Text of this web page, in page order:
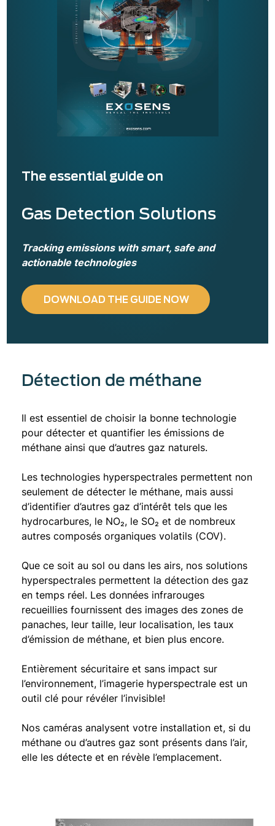
The essential guide on
Gas Detection Solutions
Tracking emissions with smart, safe and
actionable technologies
DOWNLOAD THE GUIDE NOW
Détection de méthane
Il est essentiel de choisir la bonne technologie
pour détecter et quantifier les émissions de
méthane ainsi que d’autres gaz naturels.
Les technologies hyperspectrales permettent non
seulement de détecter le méthane, mais aussi
d’identifier d’autres gaz d’intérêt tels que les
hydrocarbures, le NO₂, le SO₂ et de nombreux
autres composés organiques volatils (COV).
Que ce soit au sol ou dans les airs, nos solutions
hyperspectrales permettent la détection des gaz
en temps réel. Les données infrarouges
recueillies fournissent des images des zones de
panaches, leur taille, leur localisation, les taux
d’émission de méthane, et bien plus encore.
Entièrement sécuritaire et sans impact sur
l’environnement, l’imagerie hyperspectrale est un
outil clé pour révéler l’invisible!
Nos caméras analysent votre installation et, si du
méthane ou d’autres gaz sont présents dans l’air,
elle les détecte et en révèle l’emplacement.